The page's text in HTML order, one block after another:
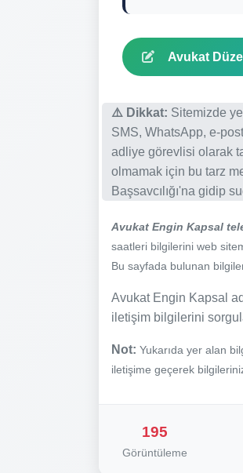
Avukat
⚠️ Dikkat: Sitemizde
SMS, WhatsApp, e-
adliye görevlisi olarak
olmamak için bu tarz
Başsavcılığı'na gidip
Avukat Engin Kapsal
saatleri bilgilerini web
Bu sayfada bulunan
Avukat Engin Kapsal
iletişim bilgilerini
Not: Yukarıda yer alan
iletişime geçerek
195
Görüntüleme